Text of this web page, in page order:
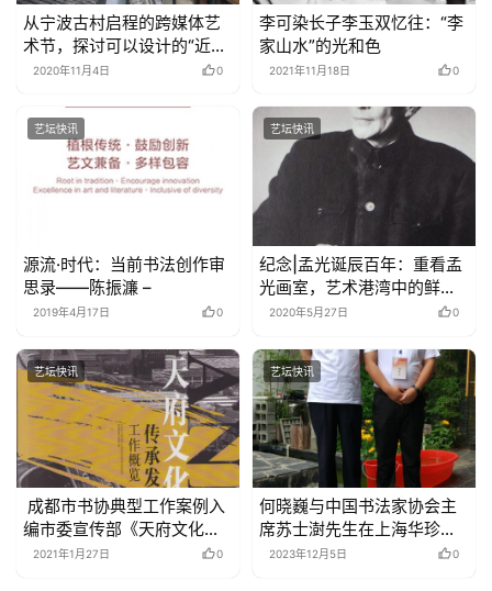
从宁波古村启程的跨媒体艺
术节，探讨可以设计的“近未
来”
2020年11月4日 0
李可染长子李玉双忆往：“李
家山水”的光和色
2021年11月18日 0
艺坛快讯
源流·时代：当前书法创作审
思录——陈振濂 –
2019年4月17日 0
艺坛快讯
纪念|孟光诞辰百年：重看孟
光画室，艺术港湾中的鲜妍
与灯亮
2020年5月27日 0
艺坛快讯
成都市书协典型工作案例入
编市委宣传部《天府文化传
承发展工作概览》
2021年1月27日 0
艺坛快讯
何晓巍与中国书法家协会主
席苏士澍先生在上海华珍阁
杯《金刚经》全国写经大赛
2023年12月5日 0